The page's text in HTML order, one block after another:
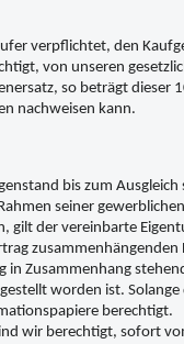
verpflichtet, den
von unseren
so beträgt dieser
nachweisen kann.
bis zum
seiner
gilt der vereinbarte
in Zusammenhang
worden ist.
berechtigt.
wir berechtigt, sofort